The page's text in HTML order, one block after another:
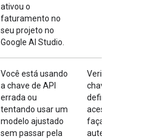
ativou o
faturamento no
seu projeto no
Google AI Studio.
Você está usando
a chave de API
errada ou
tentando usar um
modelo ajustado
sem passar pela
Verifique se a
chave de API está
definida e tem o
acesso correto. E
faça a
autenticação